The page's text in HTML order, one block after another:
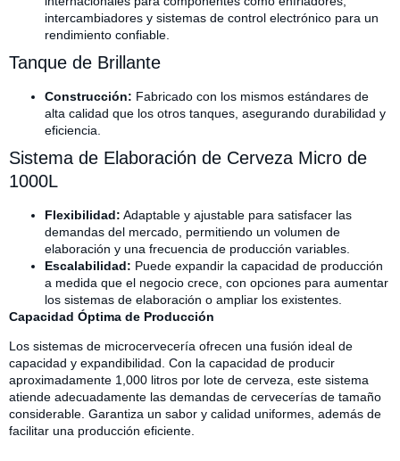
intercambiadores y sistemas de control electrónico para un
rendimiento confiable.
Tanque de Brillante
Construcción: Fabricado con los mismos estándares de
alta calidad que los otros tanques, asegurando durabilidad y
eficiencia.
Sistema de Elaboración de Cerveza Micro de
1000L
Flexibilidad: Adaptable y ajustable para satisfacer las
demandas del mercado, permitiendo un volumen de
elaboración y una frecuencia de producción variables.
Escalabilidad: Puede expandir la capacidad de producción
a medida que el negocio crece, con opciones para aumentar
los sistemas de elaboración o ampliar los existentes.
Capacidad Óptima de Producción
Los sistemas de microcervecería ofrecen una fusión ideal de
capacidad y expandibilidad. Con la capacidad de producir
aproximadamente 1,000 litros por lote de cerveza, este sistema
atiende adecuadamente las demandas de cervecerías de tamaño
considerable. Garantiza un sabor y calidad uniformes, además de
facilitar una producción eficiente.